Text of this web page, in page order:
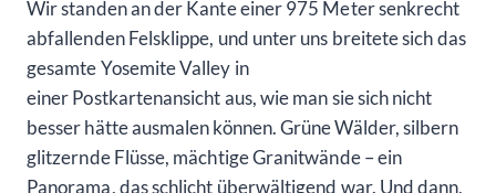
Wir standen an der Kante einer 975 Meter senkrecht
abfallenden Felsklippe, und unter uns breitete sich das
gesamte Yosemite Valley in
einer Postkartenansicht aus, wie man sie sich nicht
besser hätte ausmalen können. Grüne Wälder, silbern
glitzernde Flüsse, mächtige Granitwände – ein
Panorama, das schlicht überwältigend war. Und dann,